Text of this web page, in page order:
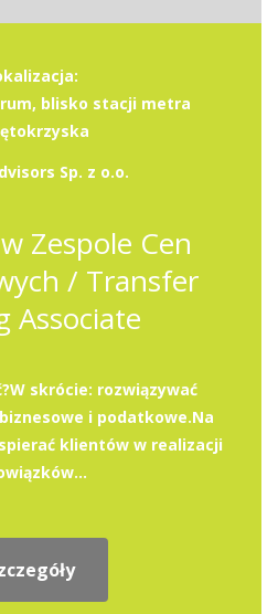
blisko stacji metra
Sp. z o.o.
Zespole Cen
/ Transfer
Associate
skrócie: rozwiązywać
i podatkowe.Na
klientów w realizacji